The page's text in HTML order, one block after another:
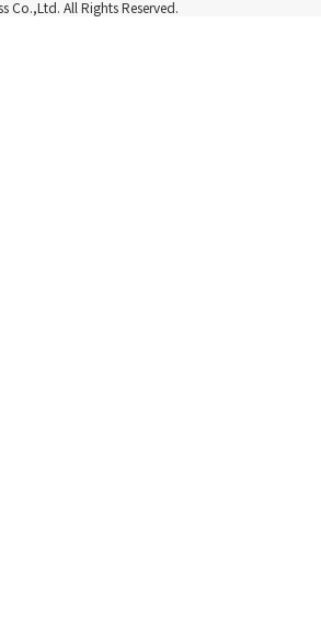
Co.,Ltd. All Rights Reserved.